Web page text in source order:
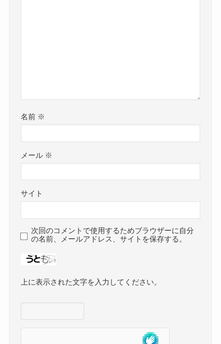
名前 ※
メール ※
サイト
次回のコメントで使用するためブラウザーに自分
の名前、メールアドレス、サイトを保存する。
上に表示された文字を入力してください。